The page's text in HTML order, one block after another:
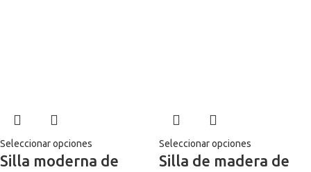
Seleccionar opciones
Silla moderna de
Seleccionar opciones
Silla de madera de